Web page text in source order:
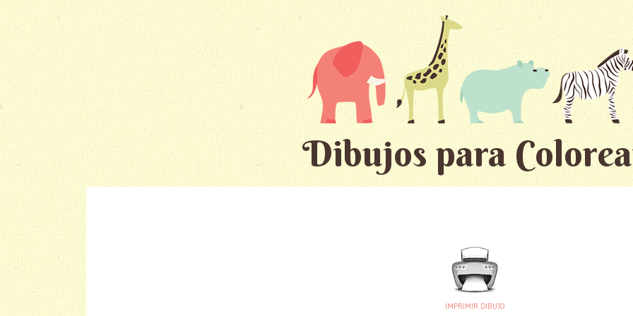
Dibujos para
IMPRIMIR DIBUJO